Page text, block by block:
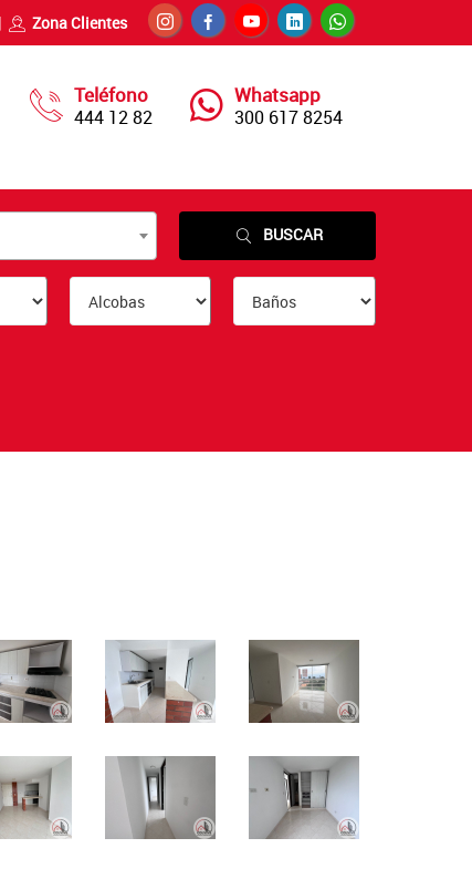
Zona Clientes
Teléfono
444 12 82
Whatsapp
300 617 8254
BUSCAR